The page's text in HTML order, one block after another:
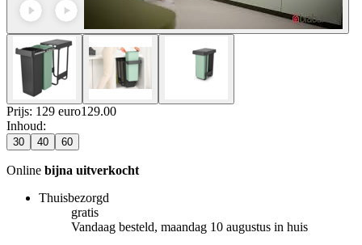
Prijs: 129 euro129.00
Inhoud:
30 40 60
Online bijna uitverkocht
Thuisbezorgd
gratis
Vandaag besteld, maandag 10 augustus in huis